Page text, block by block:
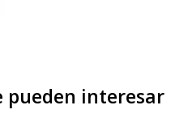
pueden interesar